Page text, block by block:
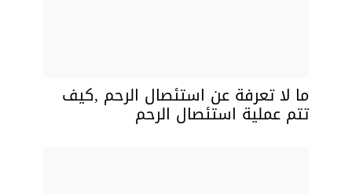
ما لا تعرفة عن استئصال الرحم ,كيف
تتم عملية استئصال الرحم